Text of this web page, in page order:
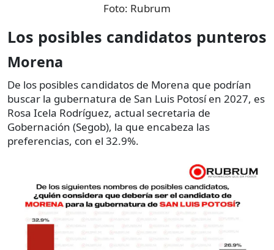
Foto: Rubrum
Los posibles candidatos punteros
Morena
De los posibles candidatos de Morena que podrían
buscar la gubernatura de San Luis Potosí en 2027, es
Rosa Icela Rodríguez, actual secretaria de
Gobernación (Segob), la que encabeza las
preferencias, con el 32.9%.